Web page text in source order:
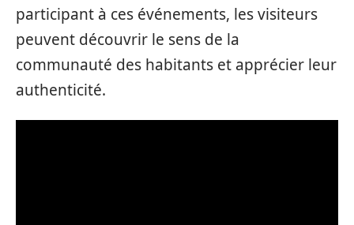
participant à ces événements, les visiteurs
peuvent découvrir le sens de la
communauté des habitants et apprécier leur
authenticité.